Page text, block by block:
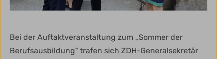
Bei der Auftaktveranstaltung zum „Sommer der
Berufsausbildung“ trafen sich ZDH-Generalsekretär